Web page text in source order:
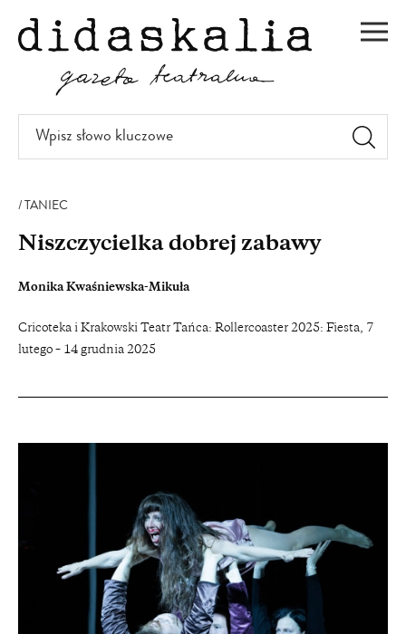
DO
TREŚCI
Wpisz
słowo
TANIEC
Niszczycielka dobrej zabawy
Monika Kwaśniewska-Mikuła
Cricoteka i Krakowski Teatr Tańca: Rollercoaster 2025: Fiesta, 7
lutego – 14 grudnia 2025